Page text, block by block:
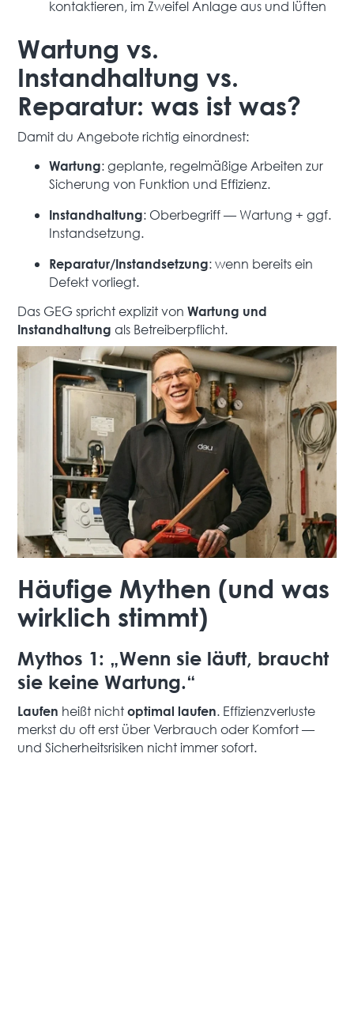
kontaktieren, im Zweifel Anlage aus und lüften
Wartung vs.
Instandhaltung vs.
Reparatur: was ist was?
Damit du Angebote richtig einordnest:
Wartung: geplante, regelmäßige Arbeiten zur
Sicherung von Funktion und Effizienz.
Instandhaltung: Oberbegriff — Wartung + ggf.
Instandsetzung.
Reparatur/Instandsetzung: wenn bereits ein
Defekt vorliegt.
Das GEG spricht explizit vonWartung und
Instandhaltung als Betreiberpflicht.
Häufige Mythen (und was
wirklich stimmt)
Mythos 1: „Wenn sie läuft, braucht
sie keine Wartung.“
Laufen heißt nichtoptimal laufen. Effizienzverluste
merkst du oft erst über Verbrauch oder Komfort —
und Sicherheitsrisiken nicht immer sofort.